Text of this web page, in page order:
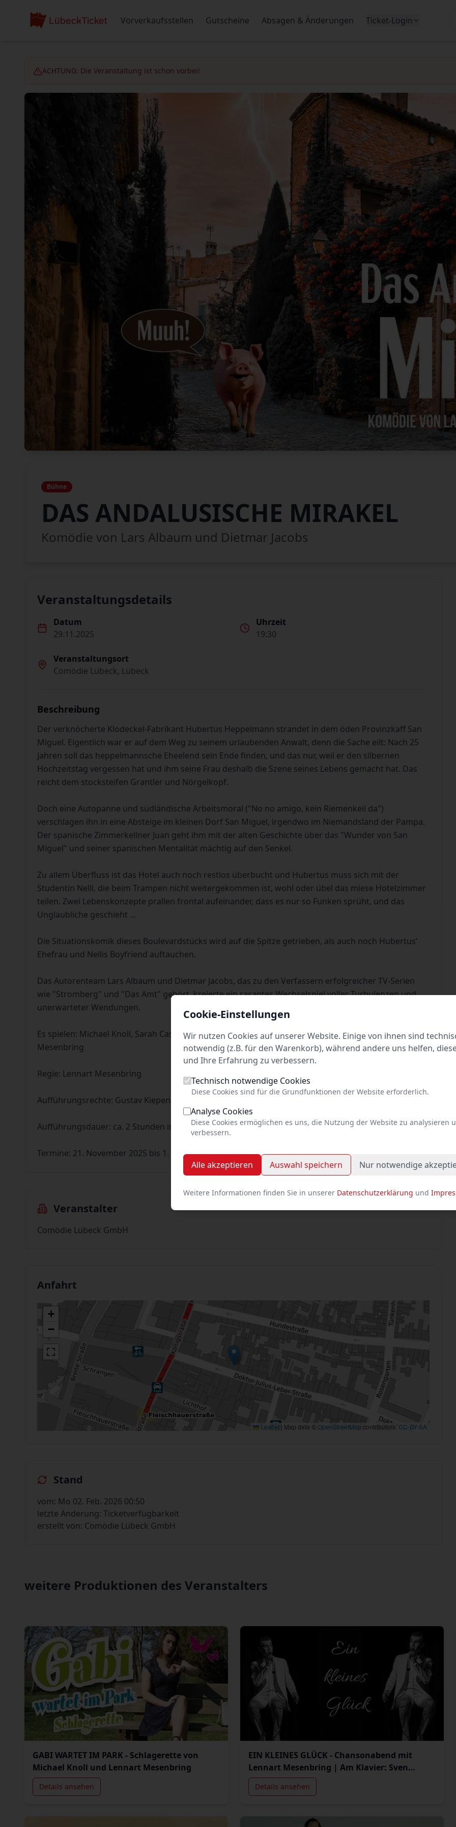
Vorverkaufsstellen Gutscheine Absagen & Änderungen Ticket-Login
ACHTUNG: Die Veranstaltung ist schon vorbei!
Bühne
DAS ANDALUSISCHE MIRAKEL
Komödie von Lars Albaum und Dietmar Jacobs
Veranstaltungsdetails
Datum
29.11.2025
Uhrzeit
19:30
Veranstaltungsort
Comödie Lübeck, Lübeck
Beschreibung
Der verknöcherte Klodeckel-Fabrikant Hubertus Heppelmann strandet in dem öden Provinzkaff San
Miguel. Eigentlich war er auf dem Weg zu seinem urlaubenden Anwalt, denn die Sache eilt: Nach 25
Jahren soll das heppelmannsche Eheelend sein Ende finden, und das nur, weil er den silbernen
Hochzeitstag vergessen hat und ihm seine Frau deshalb die Szene seines Lebens gemacht hat. Das
reicht dem stocksteifen Grantler und Nörgelkopf.
Doch eine Autopanne und südländische Arbeitsmoral ("No no amigo, kein Riemenkeil da")
verschlagen ihn in eine Absteige im kleinen Dorf San Miguel, irgendwo im Niemandsland der Pampa.
Der spanische Zimmerkellner Juan geht ihm mit der alten Geschichte über das "Wunder von San
Miguel" und seiner spanischen Mentalität mächtig auf den Senkel.
Zu allem Überfluss ist das Hotel auch noch restlos überbucht und Hubertus muss sich mit der
Studentin Nelli, die beim Trampen nicht weitergekommen ist, wohl oder übel das miese Hotelzimmer
teilen. Zwei Lebenskonzepte prallen frontal aufeinander, dass es nur so Funken sprüht, und das
Unglaubliche geschieht ...
Die Situationskomik dieses Boulevardstücks wird auf die Spitze getrieben, als auch noch Hubertus‘
Ehefrau und Nellis Boyfriend auftauchen.
Das Autorenteam Lars Albaum und Dietmar Jacobs, das zu den Verfassern erfolgreicher TV-Serien
wie "Stromberg" und "Das Amt" gehört, kreierte ein rasantes Wechselspiel voller Turbulenzen und
unerwarteter Wendungen.
Es spielen: Michael Knoll, Sarah Casado Thomas, Constantin Moll, Kerstin Poetting und Lennart
Mesenbring
Regie: Lennart Mesenbring
Aufführungsrechte: Gustav Kiepenheuer Bühnenvertriebs-GmbH, Berlin
Aufführungsdauer: ca. 2 Stunden inkl. Pause
Termine: 21. November 2025 bis 1. Februar 2026
Veranstalter
Comödie Lübeck GmbH
Anfahrt
+
−
Leaflet | Map data ©OpenStreetMap contributors, CC-BY-SA
Stand
vom: Mo 02. Feb. 2026 00:50
letzte Änderung: Ticketverfügbarkeit
erstellt von: Comödie Lübeck GmbH
weitere Produktionen des Veranstalters
GABI WARTET IM PARK - Schlagerette von
Michael Knoll und Lennart Mesenbring
Details ansehen
EIN KLEINES GLÜCK - Chansonabend mit
Lennart Mesenbring | Am Klavier: Sven
Fanick
Details ansehen
Cookie-Einstellungen
Wir nutzen Cookies auf unserer Website. Einige von ihnen sind
notwendig (z.B. für den Warenkorb), während andere uns helfen,
und Ihre Erfahrung zu verbessern.
Technisch notwendige Cookies
Diese Cookies sind für die Grundfunktionen der Website erforderlich.
Analyse Cookies
Diese Cookies ermöglichen es uns, die Nutzung der Website zu analysieren
verbessern.
Alle akzeptieren Auswahl speichern Nur notwendige
Weitere Informationen finden Sie in unserer Datenschutzerklärung und